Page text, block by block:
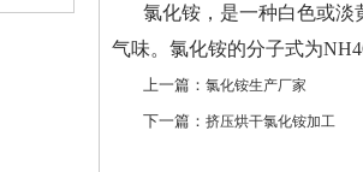
氯化铵，是一种白色或淡
气味。氯化铵的分子式为
上一篇： 氯化铵生产厂家
下一篇： 挤压烘干氯化铵加工